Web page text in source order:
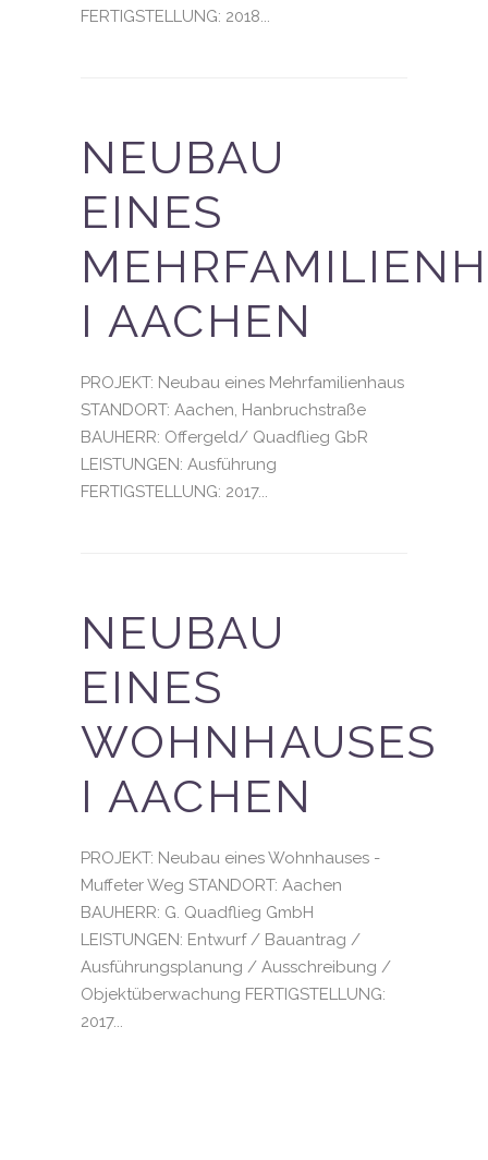
FERTIGSTELLUNG: 2018...
NEUBAU
EINES
I AACHEN
PROJEKT: Neubau eines Mehrfamilienhaus
STANDORT: Aachen, Hanbruchstraße
BAUHERR: Offergeld/ Quadflieg GbR
LEISTUNGEN: Ausführung
FERTIGSTELLUNG: 2017...
NEUBAU
EINES
WOHNHAUSES
I AACHEN
PROJEKT: Neubau eines Wohnhauses -
Muffeter Weg STANDORT: Aachen
BAUHERR: G. Quadflieg GmbH
LEISTUNGEN: Entwurf / Bauantrag /
Ausführungsplanung / Ausschreibung /
Objektüberwachung FERTIGSTELLUNG:
2017...